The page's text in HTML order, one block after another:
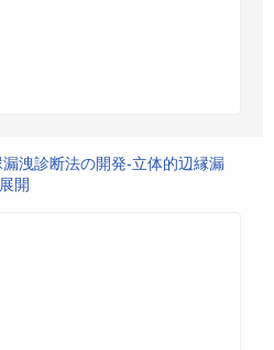
洩診断法の開発-立体的辺縁漏
開